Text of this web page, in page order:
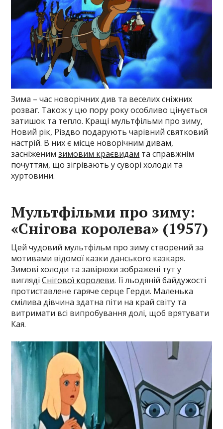
Зима – час новорічних див та веселих сніжних
розваг. Також у цю пору року особливо цінується
затишок та тепло. Кращі мультфільми про зиму,
Новий рік, Різдво подарують чарівний святковий
настрій. В них є місце новорічним дивам,
засніженимзимовим краєвидам та справжнім
почуттям, що зігрівають у суворі холоди та
хуртовини.
Мультфільми про зиму:
«Снігова королева» (1957)
Цей чудовий мультфільм про зиму створений за
мотивами відомої казки данського казкаря.
Зимові холоди та завірюхи зображені тут у
виглядіСнігової королеви. Її льодяній байдужості
протиставлене гаряче серце Герди. Маленька
смілива дівчина здатна піти на край світу та
витримати всі випробування долі, щоб врятувати
Кая.